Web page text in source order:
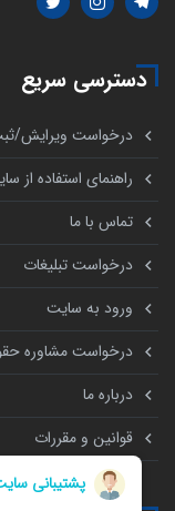
دسترسی سریع
درخواست ویرایش/
راهنمای استفاده از
تماس با ما
درخواست تبلیغات
ورود به سایت
درخواست مشاوره
درباره ما
قوانین و مقررات